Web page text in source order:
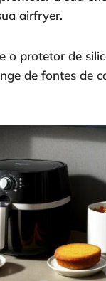
airfryer.
o protetor de
de fontes de